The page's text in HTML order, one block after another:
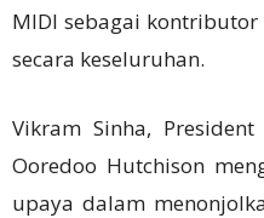
MIDI sebagai
secara keseluruhan.
Vikram Sinha,
Ooredoo Hutchison
upaya dalam